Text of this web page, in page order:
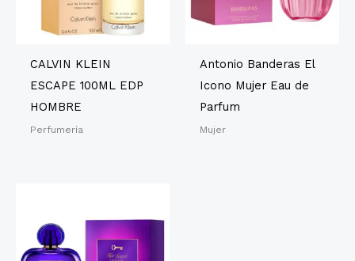
CALVIN KLEIN
ESCAPE 100ML EDP
HOMBRE
Perfumería
Antonio Banderas El
Icono Mujer Eau de
Parfum
Mujer